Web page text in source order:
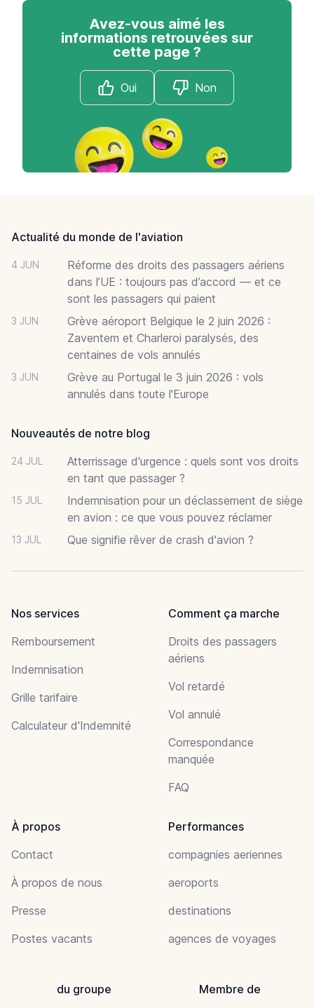
Avez-vous aimé les
informations retrouvées sur
cette page ?
Oui Non
Actualité du monde de l'aviation
4 JUN
Réforme des droits des passagers aériens
dans l’UE : toujours pas d’accord — et ce
sont les passagers qui paient
3 JUN
Grève aéroport Belgique le 2 juin 2026 :
Zaventem et Charleroi paralysés, des
centaines de vols annulés
3 JUN
Grève au Portugal le 3 juin 2026 : vols
annulés dans toute l'Europe
Nouveautés de notre blog
24 JUL
Atterrissage d'urgence : quels sont vos droits
en tant que passager ?
15 JUL
Indemnisation pour un déclassement de siège
en avion : ce que vous pouvez réclamer
13 JUL Que signifie rêver de crash d'avion ?
Nos services
Remboursement
Indemnisation
Grille tarifaire
Calculateur d'Indemnité
Comment ça marche
Droits des passagers
aériens
Vol retardé
Vol annulé
Correspondance
manquée
FAQ
À propos
Contact
À propos de nous
Presse
Postes vacants
Performances
compagnies aeriennes
aeroports
destinations
agences de voyages
du groupe Membre de